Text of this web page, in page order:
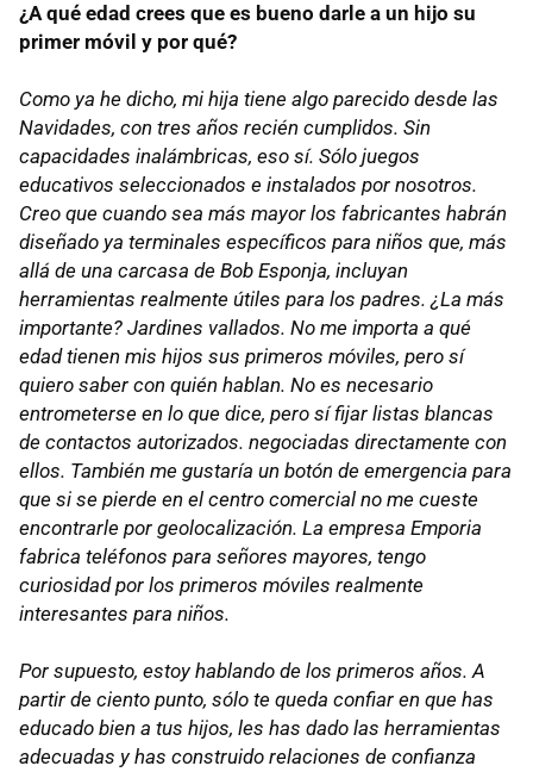
¿A qué edad crees que es bueno darle a un hijo su
primer móvil y por qué?
Como ya he dicho, mi hija tiene algo parecido desde las
Navidades, con tres años recién cumplidos. Sin
capacidades inalámbricas, eso sí. Sólo juegos
educativos seleccionados e instalados por nosotros.
Creo que cuando sea más mayor los fabricantes habrán
diseñado ya terminales específicos para niños que, más
allá de una carcasa de Bob Esponja, incluyan
herramientas realmente útiles para los padres. ¿La más
importante? Jardines vallados. No me importa a qué
edad tienen mis hijos sus primeros móviles, pero sí
quiero saber con quién hablan. No es necesario
entrometerse en lo que dice, pero sí fijar listas blancas
de contactos autorizados. negociadas directamente con
ellos. También me gustaría un botón de emergencia para
que si se pierde en el centro comercial no me cueste
encontrarle por geolocalización. La empresa Emporia
fabrica teléfonos para señores mayores, tengo
curiosidad por los primeros móviles realmente
interesantes para niños.
Por supuesto, estoy hablando de los primeros años. A
partir de ciento punto, sólo te queda confiar en que has
educado bien a tus hijos, les has dado las herramientas
adecuadas y has construido relaciones de confianza